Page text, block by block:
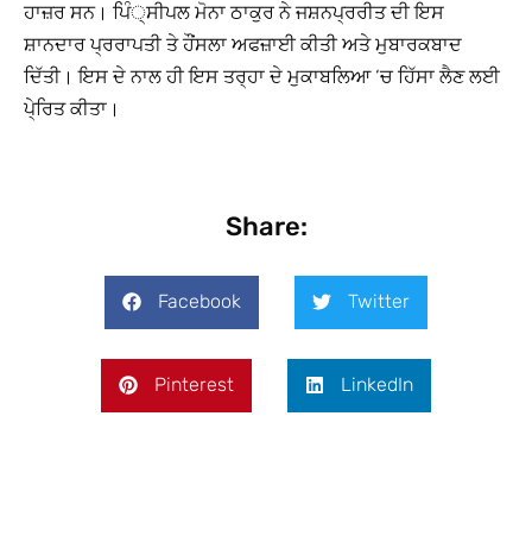
ਹਾਜ਼ਰ ਸਨ। ਪਿੰ੍ਸੀਪਲ ਮੋਨਾ ਠਾਕੁਰ ਨੇ ਜਸ਼ਨਪ੍ਰਰੀਤ ਦੀ ਇਸ
ਸ਼ਾਨਦਾਰ ਪ੍ਰਰਾਪਤੀ ਤੇ ਹੌਂਸਲਾ ਅਫਜ਼ਾਈ ਕੀਤੀ ਅਤੇ ਮੁਬਾਰਕਬਾਦ
ਦਿੱਤੀ। ਇਸ ਦੇ ਨਾਲ ਹੀ ਇਸ ਤਰ੍ਹਾ ਦੇ ਮੁਕਾਬਲਿਆ ‘ਚ ਹਿੱਸਾ ਲੈਣ ਲਈ
ਪੇ੍ਰਿਤ ਕੀਤਾ।
Share:
Facebook Twitter
Pinterest LinkedIn